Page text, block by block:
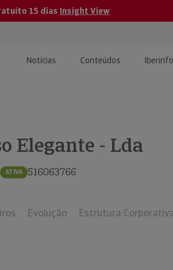
15 dias Insight View
de
Notícias Conteúdos
e Elegante - Lda
ATIVA 516063766
Evolução Estrutura Corporativa